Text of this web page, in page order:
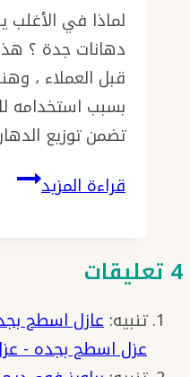
دهان
ممتاز
بجده
–
عامل
دهان
بجدة
لماذا في
دهانات جدة ؟
قبل العملاء ،
بسبب استخدامه
تضمن توزيع
قراءة المزيدمطلوب
بويه
4 تعليقات
تنبيه:
عزل اسطح بجده -